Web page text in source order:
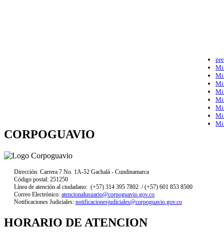
CORPOGUAVIO
Dirección: Carrera 7 No. 1A-52 Gachalá - Cundinamarca
Código postal: 251250
Línea de atención al ciudadano: (+57) 314 395 7802 / (+57) 601 853 8500
Correo Electrónico: atencionalusuario@corpoguavio.gov.co
Notificaciones Judiciales: notificacionesjudiciales@corpoguavio.gov.co
HORARIO DE ATENCION